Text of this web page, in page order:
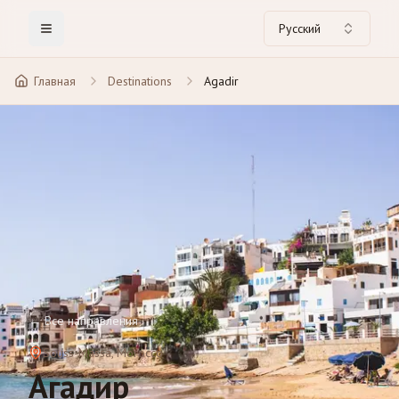
Toggle Menu Русский
Главная Destinations Agadir
←Все направления
Souss-Massa, Morocco
Агадир